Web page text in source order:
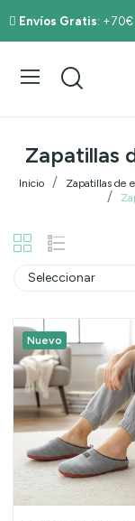
Envíos Gratis: +70€
Zapatillas
Inicio Zapatillas de
Seleccionar
Nuevo